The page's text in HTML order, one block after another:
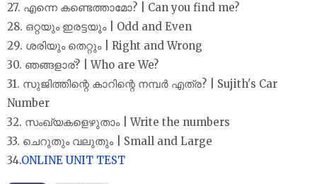
27. എന്നെ കണ്ടെത്താമോ? | Can you find me?
28. ഒറ്റയും ഇരട്ടയും | Odd and Even
29. ശരിയും തെറ്റും | Right and Wrong
30. ഞങ്ങളാര്? | Who are We?
31. സുജിത്തിന്റെ കാറിന്റെ നമ്പർ എത്ര? | Sujith's Car
Number
32. സംഖ്യകളെഴുതാം | Write the numbers
33. ചെറുതും വലുതും | Small and Large
34.ONLINE UNIT TEST